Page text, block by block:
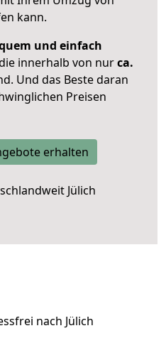
kann.
und einfach
innerhalb von nurca.
Und das Beste daran
Preisen
erhalten